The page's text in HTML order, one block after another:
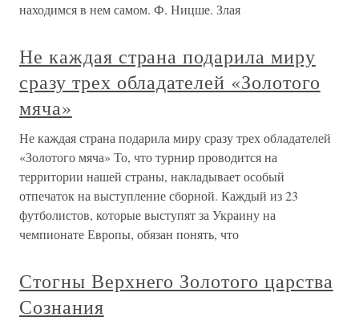
находимся в нем самом. Ф. Ницше. Злая
Не каждая страна подарила миру
сразу трех обладателей «Золотого
мяча»
Не каждая страна подарила миру сразу трех обладателей
«Золотого мяча» То, что турнир проводится на
территории нашей страны, накладывает особый
отпечаток на выступление сборной. Каждый из 23
футболистов, которые выступят за Украину на
чемпионате Европы, обязан понять, что
Стогны Верхнего Золотого царства
Сознания